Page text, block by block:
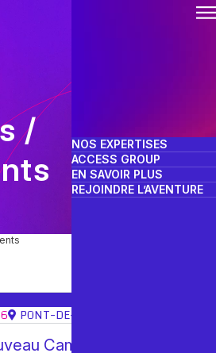
NOS EXPERTISES
ACCESS GROUP
EN SAVOIR PLUS
REJOINDRE L’AVENTURE
/
PONT-DE-CLAIX
Campus Eiffage